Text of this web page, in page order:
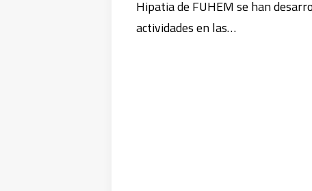
Hipatia de FUHEM se han
actividades en las…